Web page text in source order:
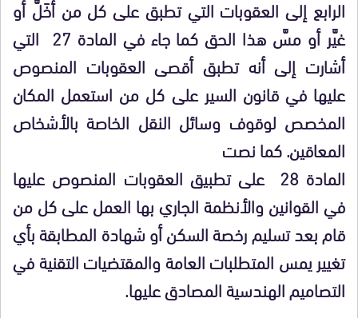
الرابع إلى العقوبات التي تطبق على كل من أخَلَّ أو
غيَّر أو مسَّ هذا الحق كما جاء في المادة 27 التي
أشارت إلى أنه تطبق أقصى العقوبات المنصوص
عليها في قانون السير على كل من استعمل المكان
المخصص لوقوف وسائل النقل الخاصة بالأشخاص
المعاقين. كما نصت
المادة 28 على تطبيق العقوبات المنصوص عليها
في القوانين والأنظمة الجاري بها العمل على كل من
قام بعد تسليم رخصة السكن أو شهادة المطابقة بأي
تغيير يمس المتطلبات العامة والمقتضيات التقنية في
التصاميم الهندسية المصادق عليها.